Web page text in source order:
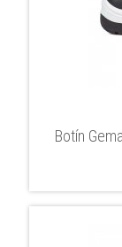
Botín